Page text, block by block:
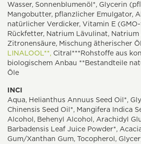
Wasser, Sonnenblumenöl*, Glycerin
Mangobutter, pflanzlicher Emulgator,
natürlicher Verdicker, Vitamin E
Rückfetter, Natrium Lävulinat, Natrium
Zitronensäure, Mischung ätherischer
LINALOOL**, Citral***Rohstoffe aus
biologischem Anbau **Bestandteile
Öle
INCI
Aqua, Helianthus Annuus Seed Oil*,
Chinensis Seed Oil*, Mangifera Indica
Alcohol, Behenyl Alcohol, Arachidyl
Barbadensis Leaf Juice Powder*,
Gum/Xanthan Gum, Tocopherol,